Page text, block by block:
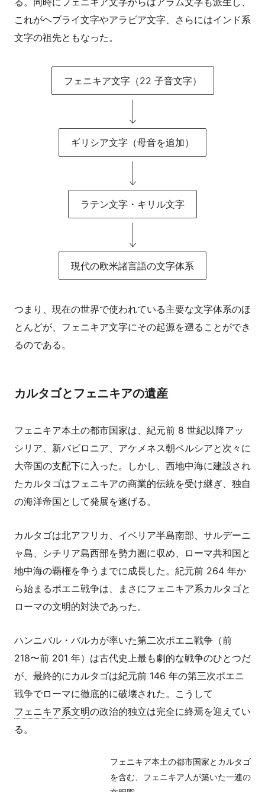
これがヘブライ文字やアラビア文字、さらにはインド系
文字の祖先ともなった。
フェニキア文字（22 子音文字）
ギリシア文字（母音を追加）
ラテン文字・キリル文字
現代の欧米諸言語の文字体系
つまり、現在の世界で使われている主要な文字体系のほ
とんどが、フェニキア文字にその起源を遡ることができ
るのである。
カルタゴとフェニキアの遺産
フェニキア本土の都市国家は、紀元前 8 世紀以降アッ
シリア、新バビロニア、アケメネス朝ペルシアと次々に
大帝国の支配下に入った。しかし、西地中海に建設され
たカルタゴはフェニキアの商業的伝統を受け継ぎ、独自
の海洋帝国として発展を遂げる。
カルタゴは北アフリカ、イベリア半島南部、サルデーニ
ャ島、シチリア島西部を勢力圏に収め、ローマ共和国と
地中海の覇権を争うまでに成長した。紀元前 264 年か
ら始まるポエニ戦争は、まさにフェニキア系カルタゴと
ローマの文明的対決であった。
ハンニバル・バルカが率いた第二次ポエニ戦争（前
218〜前 201 年）は古代史上最も劇的な戦争のひとつだ
が、最終的にカルタゴは紀元前 146 年の第三次ポエニ
戦争でローマに徹底的に破壊された。こうして
フェニキア系文明の政治的独立は完全に終焉を迎えてい
る。
フェニキア本土の都市国家とカルタゴ
を含む、フェニキア人が築いた一連の